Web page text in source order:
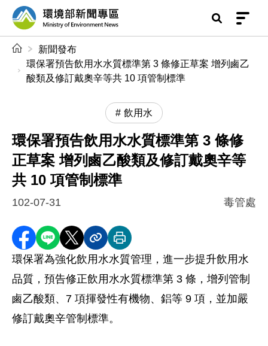
前往中央內容區塊
環境部新聞專區
新聞發布
環保署預告飲用水水質標準第 3 條修正草案 增列鹵乙
酸類及修訂戴奧辛等共 10 項管制標準
飲用水
環保署預告飲用水水質標準第 3 條修
正草案 增列鹵乙酸類及修訂戴奧辛等
共 10 項管制標準
102-07-31 毒管處
分享至 Facebook
分享到 LINE
分享到 X分享內容連結
列印本頁
環保署為強化飲用水水質管理，進一步提升飲用水
品質，預告修正飲用水水質標準第 3 條，增列管制
鹵乙酸類、7 項揮發性有機物、鋁等 9 項，並加嚴
修訂戴奧辛管制標準。